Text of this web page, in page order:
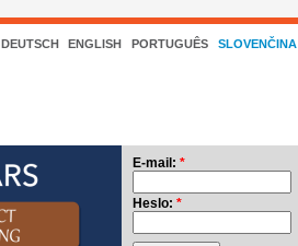
DEUTSCH ENGLISH PORTUGUÊS SLOVENČINA
E-mail: *
Heslo: *